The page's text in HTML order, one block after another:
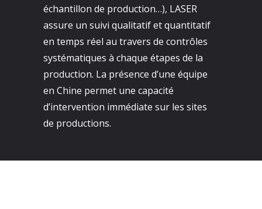
échantillon de production…), LASER
assure un suivi qualitatif et quantitatif
en temps réel au travers de contrôles
systématiques à chaque étapes de la
production. La présence d’une équipe
en Chine permet une capacité
d’intervention immédiate sur les sites
de productions.